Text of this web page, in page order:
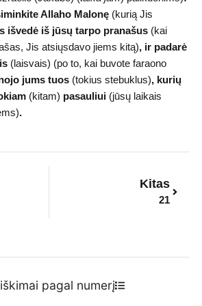
Allaho Malonę(kurią Jis
išvedė iš jūsų tarpo pranašus(kai
Jis atsiųsdavo jiems kitą), ir padarė
(laisvais) (po to, kai buvote faraono
jums tuos(tokius stebuklus), kurių
(kitam) pasauliui (jūsų laikais
.
Kitas
21
pagal numerį